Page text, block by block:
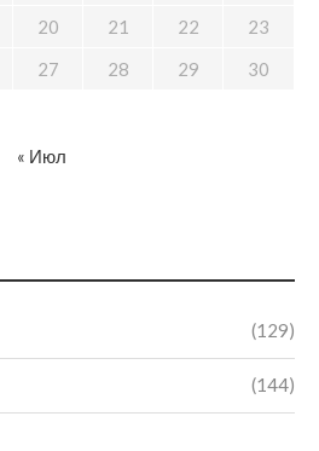
(129)
(144)
20 21 22
23
27 28 29
30
« Июл